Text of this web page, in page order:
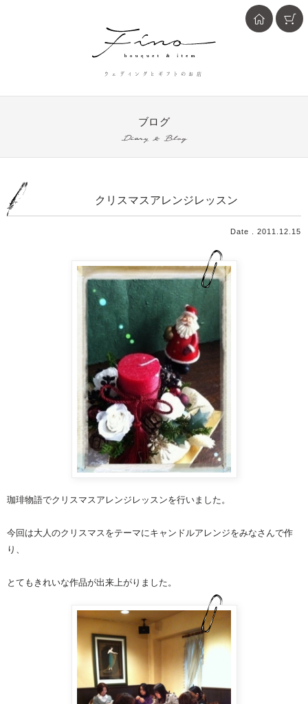
ウェディングとギフトのお店
ブログ
Diary & Blog
クリスマスアレンジレッスン
Date . 2011.12.15
珈琲物語でクリスマスアレンジレッスンを行いました。
今回は大人のクリスマスをテーマにキャンドルアレンジをみなさんで作
り、
とてもきれいな作品が出来上がりました。